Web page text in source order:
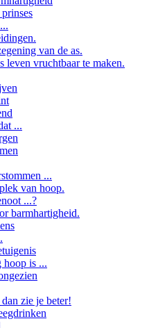
van de as.
leven vruchtbaar te maken.
...
...
van hoop.
...?
barmhartigheid.
hoop is ...
zie je beter!